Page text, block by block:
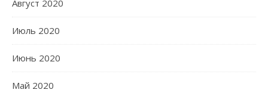
Август 2020
Июль 2020
Июнь 2020
Май 2020